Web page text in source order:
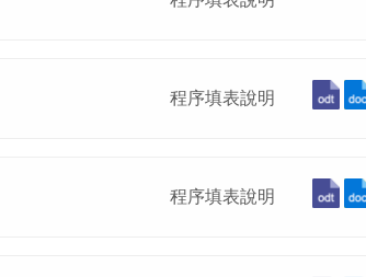
程序填表說明
程序填表說明